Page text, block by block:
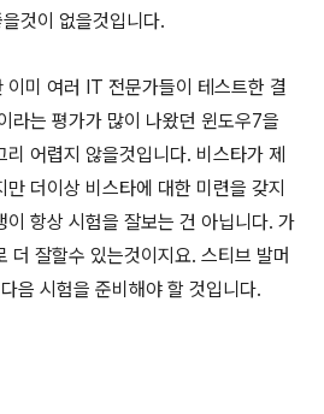
것이 없을것입니다.
이미 여러 IT 전문가들이 테스트한 결
라는 평가가 많이 나왔던 윈도우7을
어렵지 않을것입니다. 비스타가 제
더이상 비스타에 대한 미련을 갖지
이 항상 시험을 잘보는 건 아닙니다. 가
더 잘할수 있는것이지요. 스티브 발머
음 시험을 준비해야 할 것입니다.